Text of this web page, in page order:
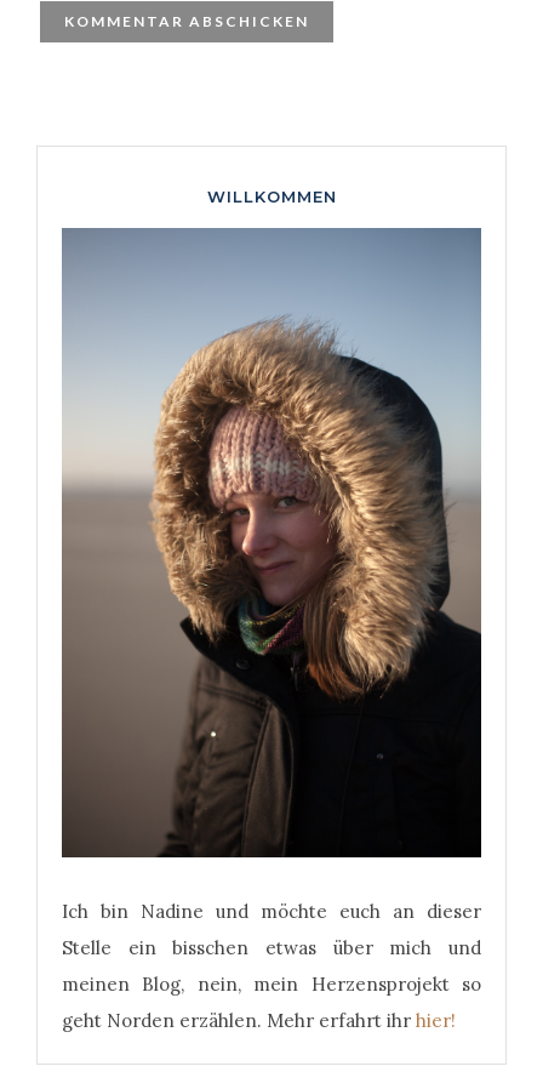
WILLKOMMEN
Ich bin Nadine und möchte euch an dieser
Stelle ein bisschen etwas über mich und
meinen Blog, nein, mein Herzensprojekt so
geht Norden erzählen. Mehr erfahrt ihr hier!